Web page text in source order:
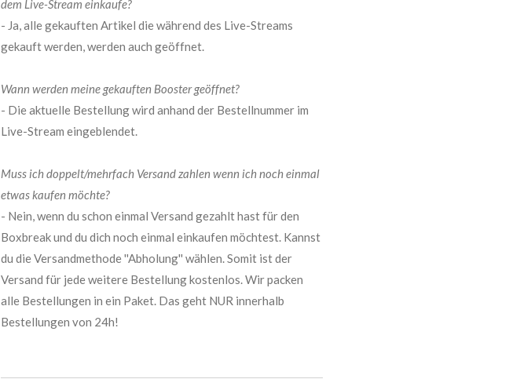
dem Live-Stream einkaufe?
- Ja, alle gekauften Artikel die während des Live-Streams
gekauft werden, werden auch geöffnet.
Wann werden meine gekauften Booster geöffnet?
- Die aktuelle Bestellung wird anhand der Bestellnummer im
Live-Stream eingeblendet.
Muss ich doppelt/mehrfach Versand zahlen wenn ich noch einmal
etwas kaufen möchte?
- Nein, wenn du schon einmal Versand gezahlt hast für den
Boxbreak und du dich noch einmal einkaufen möchtest. Kannst
du die Versandmethode ''Abholung'' wählen. Somit ist der
Versand für jede weitere Bestellung kostenlos. Wir packen
alle Bestellungen in ein Paket. Das geht NUR innerhalb
Bestellungen von 24h!